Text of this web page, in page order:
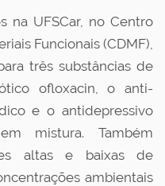
na UFSCar, no Centro
Funcionais (CDMF),
três substâncias de
ofloxacin, o anti-
e o antidepressivo
mistura. Também
altas e baixas de
ambientais